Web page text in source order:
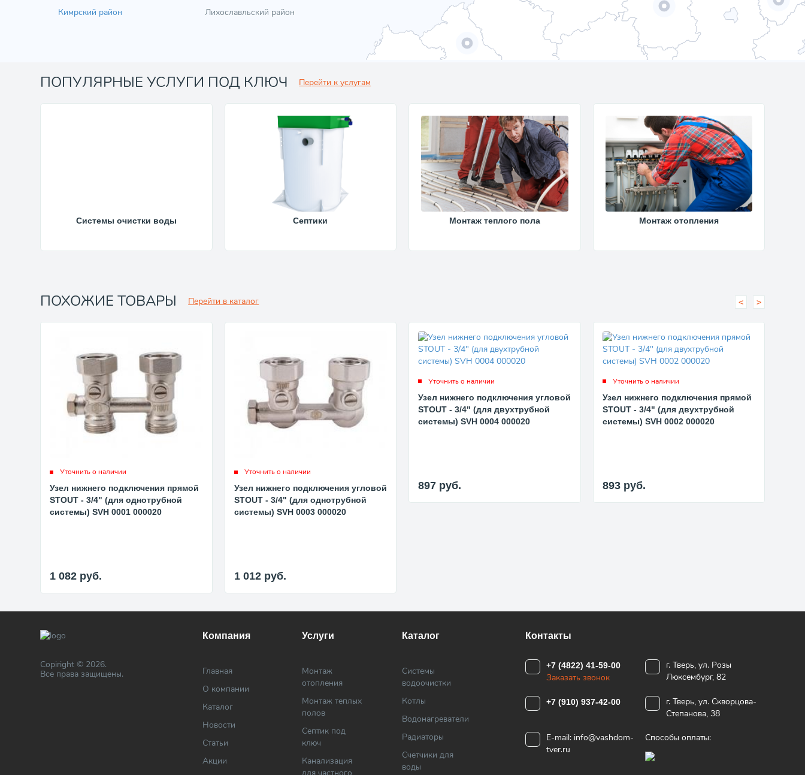
Кимрский район
Лихославльский район
ПОПУЛЯРНЫЕ УСЛУГИ ПОД КЛЮЧ Перейти к услугам
Системы очистки воды Септики Монтаж теплого пола Монтаж отопления
ПОХОЖИЕ ТОВАРЫ Перейти в каталог
Уточнить о наличии
Узел нижнего подключения прямой
STOUT - 3/4" (для однотрубной
системы) SVH 0001 000020
1 082 руб.
Уточнить о наличии
Узел нижнего подключения угловой
STOUT - 3/4" (для однотрубной
системы) SVH 0003 000020
1 012 руб.
Уточнить о наличии
Узел нижнего подключения угловой
STOUT - 3/4" (для двухтрубной
системы) SVH 0004 000020
897 руб.
Уточнить о наличии
Узел нижнего подключения прямой
STOUT - 3/4" (для двухтрубной
системы) SVH 0002 000020
893 руб.
< >
Copiright © 2026.
Все права защищены.
Компания
Главная
О компании
Каталог
Новости
Статьи
Акции
Услуги
Монтаж
отопления
Монтаж теплых
полов
Септик под
ключ
Канализация
Каталог
Системы
водоочистки
Котлы
Водонагреватели
Радиаторы
Cчетчики для
воды
Контакты
+7 (4822) 41-59-00
Заказать звонок
г. Тверь, ул. Розы
Люксембург, 82
+7 (910) 937-42-00
г. Тверь, ул. Скворцова-
Степанова, 38
E-mail: info@vashdom-
tver.ru
Способы оплаты: